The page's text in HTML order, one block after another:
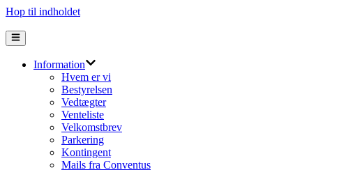
Hop til indholdet
Information
Hvem er vi
Bestyrelsen
Vedtægter
Venteliste
Velkomstbrev
Parkering
Kontingent
Mails fra Conventus